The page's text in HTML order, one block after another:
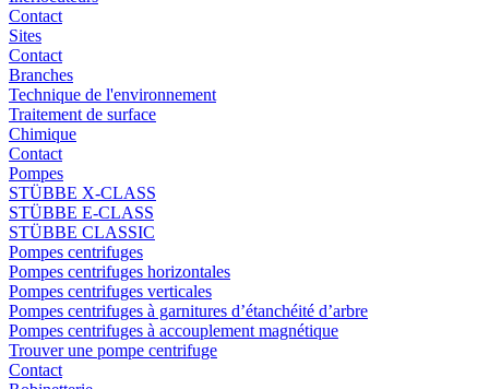
Contact
Sites
Contact
Branches
Technique de l'environnement
Traitement de surface
Chimique
Contact
Pompes
STÜBBE X-CLASS
STÜBBE E-CLASS
STÜBBE CLASSIC
Pompes centrifuges
Pompes centrifuges horizontales
Pompes centrifuges verticales
Pompes centrifuges à garnitures d’étanchéité d’arbre
Pompes centrifuges à accouplement magnétique
Trouver une pompe centrifuge
Contact